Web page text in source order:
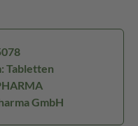
Tabletten
GmbH